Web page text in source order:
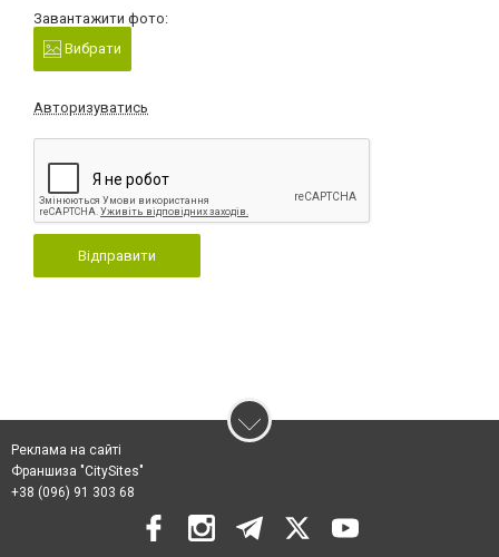
Завантажити фото:
Вибрати
Авторизуватись
Відправити
Реклама на сайті
Франшиза "CitySites"
+38 (096) 91 303 68